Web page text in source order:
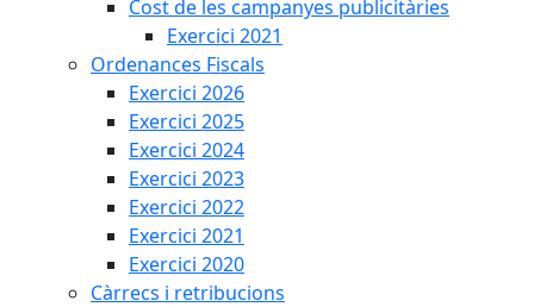
Cost de les campanyes publicitàries
Exercici 2021
Ordenances Fiscals
Exercici 2026
Exercici 2025
Exercici 2024
Exercici 2023
Exercici 2022
Exercici 2021
Exercici 2020
Càrrecs i retribucions